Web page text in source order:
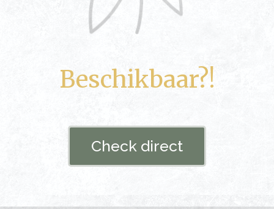
Beschikbaar?!
Check direct